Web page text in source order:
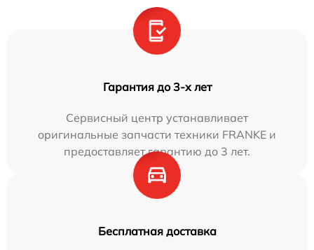
Гарантия до 3-х лет
Сервисный центр устанавливает
оригинальные запчасти техники FRANKE и
предоставляет гарантию до 3 лет.
Бесплатная доставка